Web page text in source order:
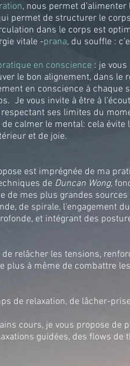
, nous permet
permet de structurer le
dans le corps est
vitale -prana, du souffle :
en conscience : je
le bon alignement, dans
en conscience à chaque
Je vous invite à être à
ses limites du
calmer le mental: cela
et de joie.
est imprégnée de ma
de Duncan Wong,
de mes plus grandes
de spirale, l'engagement
et intégrant des
relâcher les tensions,
plus à même de combattre
de relaxation, de lâcher-
cours, je vous propose de
guidées, des flows de